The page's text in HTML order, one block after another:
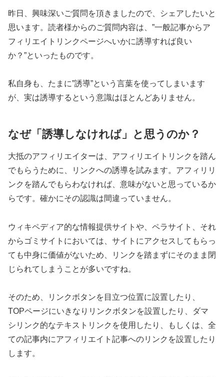
昨日、興味深いご質問を頂きましたので、シェアしたいと
思います。読者様からのご質問内容は、”一般記事からア
フィリエイトリンクページへいかに誘導すれば良い
か？”といったものです。
私自身も、たまに”誘導”という言葉を使ってしまいます
が、実は誘導するという意識はほとんどありません。
なぜ「誘導しなければ」と思うのか？
大抵のアフィリエイターは、アフィリエイトリンクを踏ん
でもらうために、リンクへの誘導を試みます。アフィリリ
ンクを踏んでもらわなければ、意味がないと思っているか
らです。確かにその認識は間違っていません。
ウィキペディア的な情報提供サイトや、ペラサイト、それ
からゴミサイトにおいては、サイトにアクセスしてもらっ
ても中身に価値がないため、リンクを踏まずにそのまま閉
じられてしまうことが多いですね。
そのため、リンクボタンを目立つ位置に設置したり、
TOPページにいきなりリンクボタンを設置したり、ダマ
シリンク的なテキストリンクを使用したり、もしくは、全
ての記事内にアフィリエイト記事へのリンクを設置したり
します。